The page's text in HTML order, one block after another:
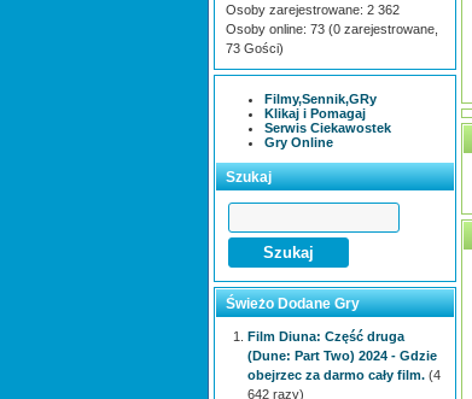
Osoby zarejestrowane: 2 362
Osoby online: 73 (0 zarejestrowane,
73 Gości)
Filmy,Sennik,GRy
Klikaj i Pomagaj
Serwis Ciekawostek
Gry Online
Szukaj
Świeżo Dodane Gry
Film Diuna: Część druga
(Dune: Part Two) 2024 - Gdzie
obejrzec za darmo cały film. (4
642 razy)